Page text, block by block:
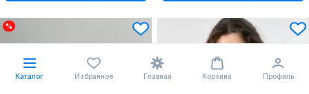
%
Каталог Избранное Главная Корзина Профиль